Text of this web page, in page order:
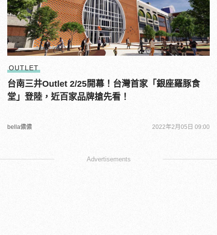
OUTLET
台南三井Outlet 2/25開幕！台灣首家「銀座羅豚食
堂」登陸，近百家品牌搶先看！
bella儂儂 2022年2月05日 09:00
Advertisements